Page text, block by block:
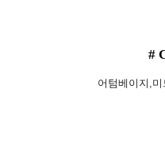
#
어텀베이지,